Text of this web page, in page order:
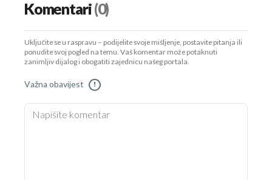
Komentari(0)
Uključite se u raspravu – podijelite svoje mišljenje, postavite pitanja ili
ponudite svoj pogled na temu. Vaš komentar može potaknuti
zanimljiv dijalog i obogatiti zajednicu našeg portala.
Važna obavijest !